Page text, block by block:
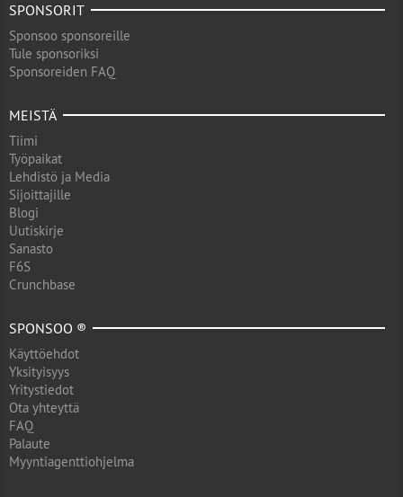
SPONSORIT
Sponsoo sponsoreille
Tule sponsoriksi
Sponsoreiden FAQ
MEISTÄ
Tiimi
Työpaikat
Lehdistö ja Media
Sijoittajille
Blogi
Uutiskirje
Sanasto
F6S
Crunchbase
SPONSOO ®
Käyttöehdot
Yksityisyys
Yritystiedot
Ota yhteyttä
FAQ
Palaute
Myyntiagenttiohjelma